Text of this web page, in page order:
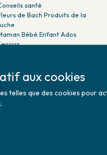
santé
de Bach Produits de la
Bébé Enfant Ados
Parapharmacie
aux cookies
telles que des cookies pour